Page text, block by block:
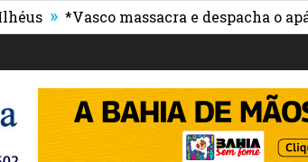
» *Vasco massacra e despacha o apático